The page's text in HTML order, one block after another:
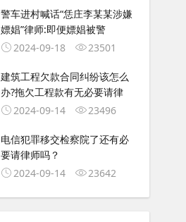
警车进村喊话“恁庄李某某涉嫌
嫖娼”律师:即便嫖娼被警
2024-09-18
23501
建筑工程欠款合同纠纷该怎么
办?拖欠工程款有无必要请律
2024-09-14
23496
电信犯罪移交检察院了还有必
要请律师吗？
2024-09-14
23642